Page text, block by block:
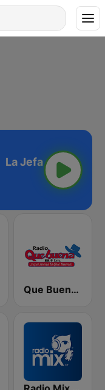
Que Buena 88.9 FM